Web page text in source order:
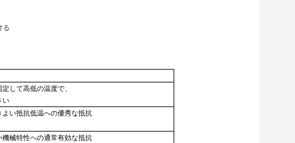
る
して高低の温度で、
い
い抵抗低温への優秀な抵抗
械特性への通常有効な抵抗